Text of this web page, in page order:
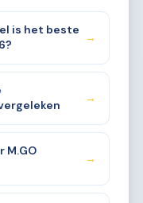
is het beste
→
→
M.GO
→